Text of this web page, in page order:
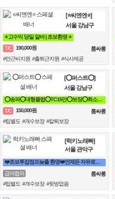
[⭐씨엔엔⭐]
서울 강남구
⭐고수익 당일 알바 | 초보환영 ⭐
T/C
190,000원
룸싸롱
#만근비지원 #출퇴근지원 #식사제공
[⭕퍼스트⭕]
서울 강남구
⭕송파⭕대형클럽⭕TC15만⭕보장⭕최소5개⭕송파⭕방이⭕잠실⭕석촌⭕강남⭕역삼⭕선릉⭕
T/C
150,000원
룸싸롱
#팁별도 #개수보장 #칼퇴보장
[럭키노래빠]
서울 관악구
❤️초보투잡점프늦출 환영❤️언제든 자유로운 곳❤️
급여협의
룸싸롱
#팁별도 #개수보장 #뒷방없음